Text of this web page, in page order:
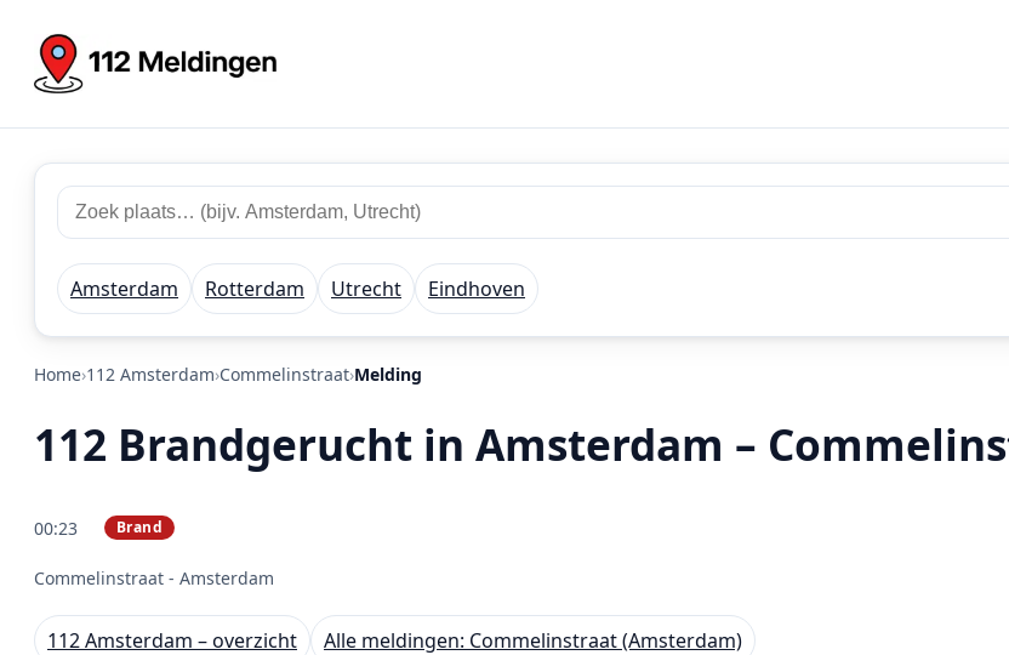
Zoek 112 meldingen
Zoek plaats of regio
Amsterdam Rotterdam Utrecht Eindhoven
Home 112 Amsterdam Commelinstraat Melding
112 Brandgerucht in Amsterdam –
00:23 Brand
Commelinstraat - Amsterdam
112 Amsterdam – overzicht Alle meldingen: Commelinstraat (Amsterdam)